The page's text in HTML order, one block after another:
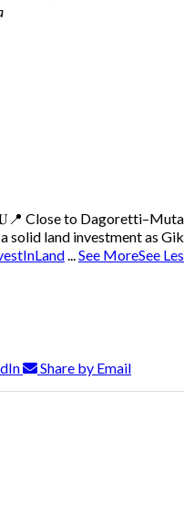
📍 Close to
solid land investment as
...See MoreSee
Share by Email